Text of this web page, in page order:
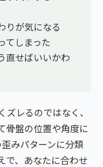
りが気になる
てしまった
直せばいいかわ
レるのではなく、
骨盤の位置や角度に
みパターンに分類
で、あなたに合わせ